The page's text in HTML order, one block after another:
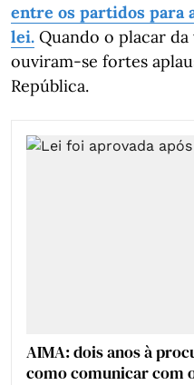
entre os partidos para
lei. Quando o placar
ouviram-se fortes
República.
AIMA: dois anos à
como comunicar com